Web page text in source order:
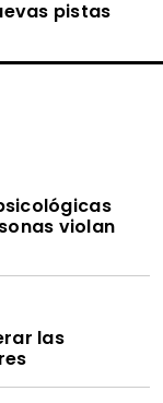
pistas
violan
las